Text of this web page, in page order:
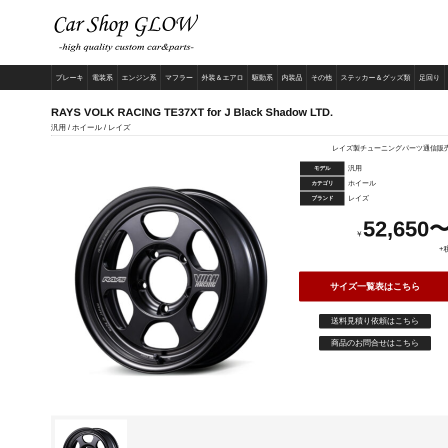
ブレーキ 電装系 エンジン系 マフラー 外装＆エアロ 駆動系 内装品 その他 ステッカー＆グッズ類 足回り
RAYS VOLK RACING TE37XT for J Black Shadow LTD.
汎用 / ホイール / レイズ
レイズ製チューニングパーツ通信販
モデル 汎用
カテゴリ ホイール
ブランド レイズ
￥ 52,650
+
サイズ一覧表はこちら